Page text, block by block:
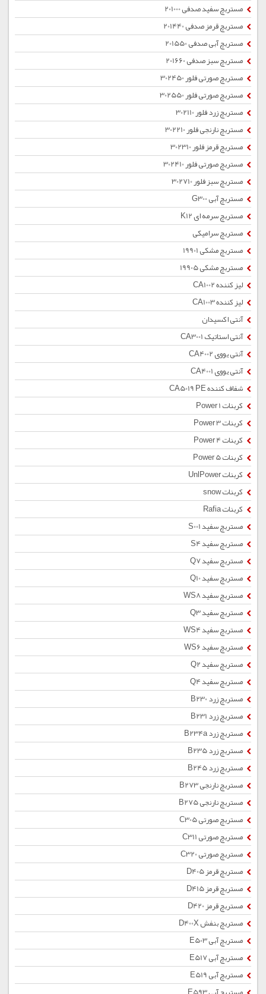
مستربچ سفید صدفی 201000
مستربچ قرمز صدفی 201440
مستربچ آبی صدفی 201550
مستربچ سبز صدفی 201660
مستربچ صورتی فلور 302450
مستربچ صورتی فلور 302550
مستربچ زرد فلور 302110
مستربچ نارنجی فلور 302210
مستربچ قرمز فلور 302310
مستربچ صورتی فلور 302410
مستربچ سبز فلور 302710
مستربچ آبی G300
مستربچ سرمه ای K12
مستربچ سرامیکی
مستربچ مشکی 19901
مستربچ مشکی 19905
لیز کننده CA1002
لیز کننده CA1003
آنتی اکسیدان
آنتی استاتیک CA3001
آنتی یووی CA4002
آنتی یووی CA4001
شفاف کننده CA5019 PE
کربنات Power 1
کربنات Power 3
کربنات Power 4
کربنات Power 5
کربنات UnlPower
کربنات snow
کربنات Rafia
مستربچ سفید S001
مستربچ سفید S4
مستربچ سفید Q7
مستربچ سفید Q10
مستربچ سفید WS8
مستربچ سفید Q3
مستربچ سفید WS4
مستربچ سفید WS6
مستربچ سفید Q2
مستربچ سفید Q4
مستربچ زرد B230
مستربچ زرد B231
مستربچ زرد B234a
مستربچ زرد B235
مستربچ زرد B245
مستربچ نارنجی B273
مستربچ نارنجی B275
مستربچ صورتی C305
مستربچ صورتی C311
مستربچ صورتی C320
مستربچ قرمز D405
مستربچ قرمز D415
مستربچ قرمز D420
مستربچ بنفش D400X
مستربچ آبی E503
مستربچ آبی E517
مستربچ آبی E519